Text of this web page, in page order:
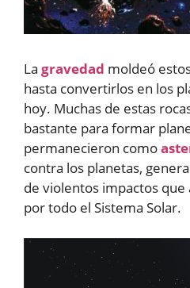
La gravedad moldeó
hasta convertirlos en los
hoy. Muchas de estas
bastante para formar
permanecieron como
contra los planetas,
de violentos impactos
por todo el Sistema Solar.